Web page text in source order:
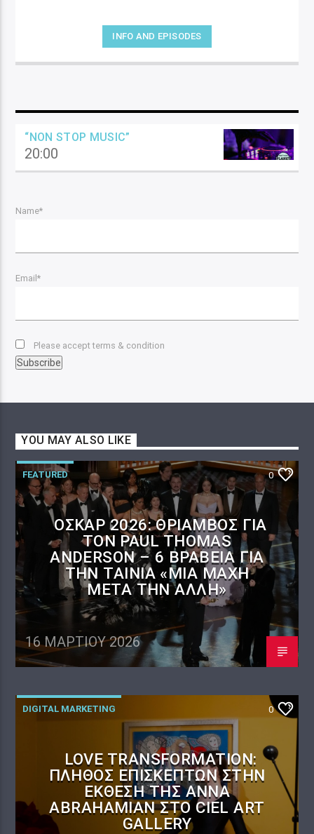
INFO AND EPISODES
“NON STOP MUSIC”
20:00
Name*
Email*
Please accept terms & condition
YOU MAY ALSO LIKE
FEATURED 0
ΌΣΚΑΡ 2026: ΘΡΊΑΜΒΟΣ ΓΙΑ
ΤΟΝ PAUL THOMAS
ANDERSON – 6 ΒΡΑΒΕΊΑ ΓΙΑ
ΤΗΝ ΤΑΙΝΊΑ «ΜΊΑ ΜΆΧΗ
ΜΕΤΆ ΤΗΝ ΆΛΛΗ»
16 ΜΑΡΤΊΟΥ 2026
DIGITAL MARKETING 0
LOVE TRANSFORMATION:
ΠΛΉΘΟΣ ΕΠΙΣΚΕΠΤΏΝ ΣΤΗΝ
ΈΚΘΕΣΗ ΤΗΣ ANNA
ABRAHAMIAN ΣΤΟ CIEL ART
GALLERY